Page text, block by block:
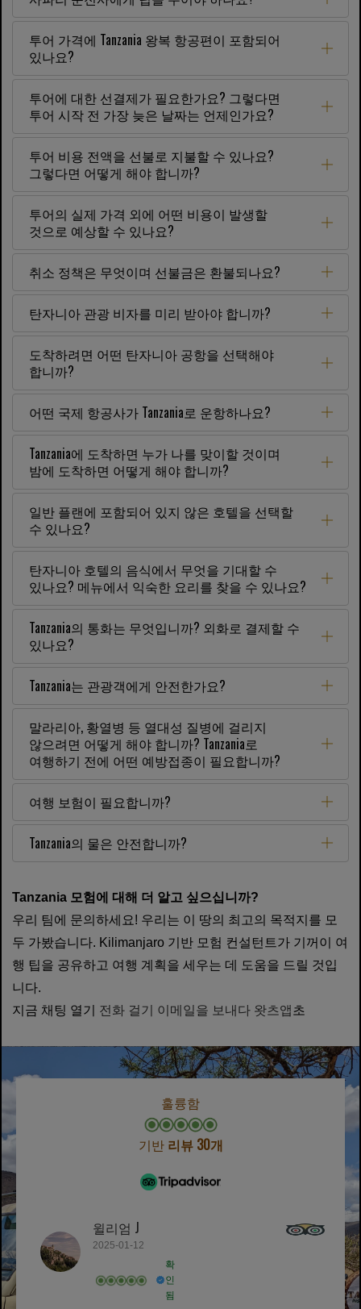
투어 가격에 Tanzania 왕복 항공편이 포함되어
있나요?
투어에 대한 선결제가 필요한가요? 그렇다면
투어 시작 전 가장 늦은 날짜는 언제인가요?
투어 비용 전액을 선불로 지불할 수 있나요?
그렇다면 어떻게 해야 합니까?
투어의 실제 가격 외에 어떤 비용이 발생할
것으로 예상할 수 있나요?
취소 정책은 무엇이며 선불금은 환불되나요?
탄자니아 관광 비자를 미리 받아야 합니까?
도착하려면 어떤 탄자니아 공항을 선택해야
합니까?
어떤 국제 항공사가 Tanzania로 운항하나요?
Tanzania에 도착하면 누가 나를 맞이할 것이며
밤에 도착하면 어떻게 해야 합니까?
일반 플랜에 포함되어 있지 않은 호텔을 선택할
수 있나요?
탄자니아 호텔의 음식에서 무엇을 기대할 수
있나요? 메뉴에서 익숙한 요리를 찾을 수 있나요?
Tanzania의 통화는 무엇입니까? 외화로 결제할 수
있나요?
Tanzania는 관광객에게 안전한가요?
말라리아, 황열병 등 열대성 질병에 걸리지
않으려면 어떻게 해야 합니까? Tanzania로
여행하기 전에 어떤 예방접종이 필요합니까?
여행 보험이 필요합니까?
Tanzania의 물은 안전합니까?
Tanzania 모험에 대해 더 알고 싶으십니까?
우리 팀에 문의하세요! 우리는 이 땅의 최고의 목적지를 모
두 가봤습니다. Kilimanjaro 기반 모험 컨설턴트가 기꺼이 여
행 팁을 공유하고 여행 계획을 세우는 데 도움을 드릴 것입
니다.
지금 채팅 열기 전화 걸기 이메일을 보내다 왓츠앱 초
훌륭함
기반 리뷰 30개
윌리엄 J
2025-01-12
확
인
됨